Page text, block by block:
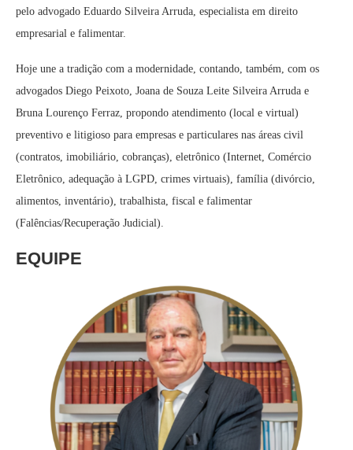
pelo advogado Eduardo Silveira Arruda, especialista em direito
empresarial e falimentar.
Hoje une a tradição com a modernidade, contando, também, com os
advogados Diego Peixoto, Joana de Souza Leite Silveira Arruda e
Bruna Lourenço Ferraz, propondo atendimento (local e virtual)
preventivo e litigioso para empresas e particulares nas áreas civil
(contratos, imobiliário, cobranças), eletrônico (Internet, Comércio
Eletrônico, adequação à LGPD, crimes virtuais), família (divórcio,
alimentos, inventário), trabalhista, fiscal e falimentar
(Falências/Recuperação Judicial).
EQUIPE